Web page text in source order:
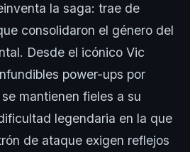
la saga: trae de
consolidaron el género del
Desde el icónico Vic
power-ups por
mantienen fieles a su
legendaria en la que
de ataque exigen reflejos